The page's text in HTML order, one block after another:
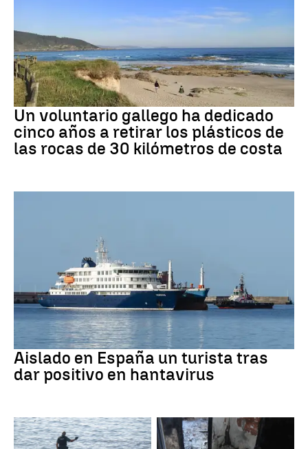
Medio ambiente
Un voluntario gallego ha dedicado
cinco años a retirar los plásticos de
las rocas de 30 kilómetros de costa
Hantavirus
Aislado en España un turista tras
dar positivo en hantavirus